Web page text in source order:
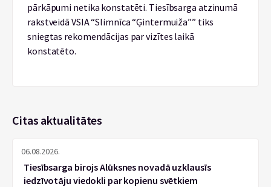
pārkāpumi netika konstatēti. Tiesībsarga atzinumā
rakstveidā VSIA “Slimnīca “Ģintermuiža”” tiks
sniegtas rekomendācijas par vizītes laikā
konstatēto.
Citas aktualitātes
06.08.2026.
Tiesībsarga birojs Alūksnes novadā uzklausīs
iedzīvotāju viedokli par kopienu svētkiem